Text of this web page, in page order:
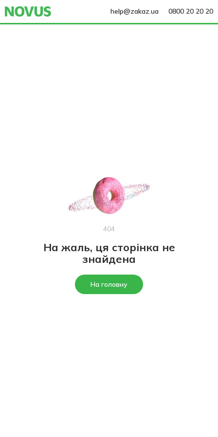
help@zakaz.ua 0800 20 20 20
404
На жаль, ця сторінка не
знайдена
На головну